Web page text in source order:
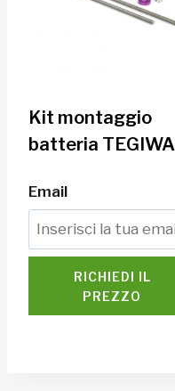
Kit montaggio
batteria TEGIWA
Email
RICHIEDI IL
PREZZO